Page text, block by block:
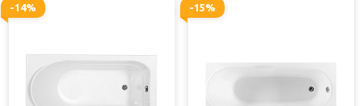
-14% -15%